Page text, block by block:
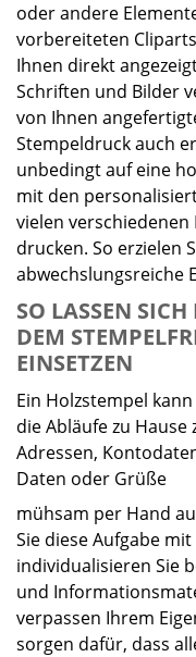
oder andere
vorbereiteten
Ihnen direkt
Schriften und Bilder
von Ihnen
Stempeldruck auch
unbedingt auf eine
mit den
vielen
drucken. So erzielen
abwechslungsreiche
SO LASSEN
DEM
EINSETZEN
Ein Holzstempel
die Abläufe zu
Adressen,
Daten oder Grüße
mühsam per Hand
Sie diese Aufgabe
individualisieren Sie
und
verpassen Ihrem
sorgen dafür, dass